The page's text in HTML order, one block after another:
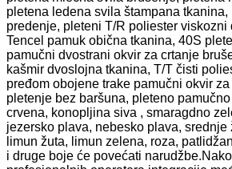
pletena ledena svila štampana
predenje, pleteni T/R poliester viskozni
Tencel pamuk obična tkanina, 40S
pamučni dvostrani okvir za crtanje
kašmir dvoslojna tkanina, T/T čisti
pređom obojene trake pamučni okvir
pletenje bez baršuna, pleteno
crvena, konopljina siva , smaragdno
jezersko plava, nebesko plava, srednje
limun žuta, limun zelena, roza,
i druge boje će povećati